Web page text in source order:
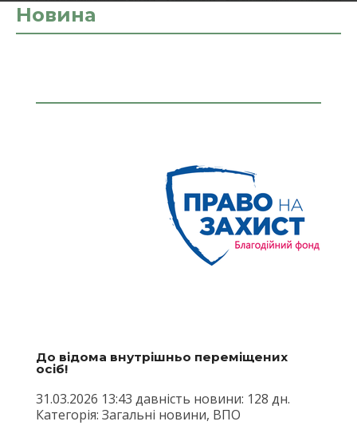
Новина
До відома внутрішньо переміщених
осіб!
31.03.2026 13:43 давність новини: 128 дн.
Категорія: Загальні новини, ВПО